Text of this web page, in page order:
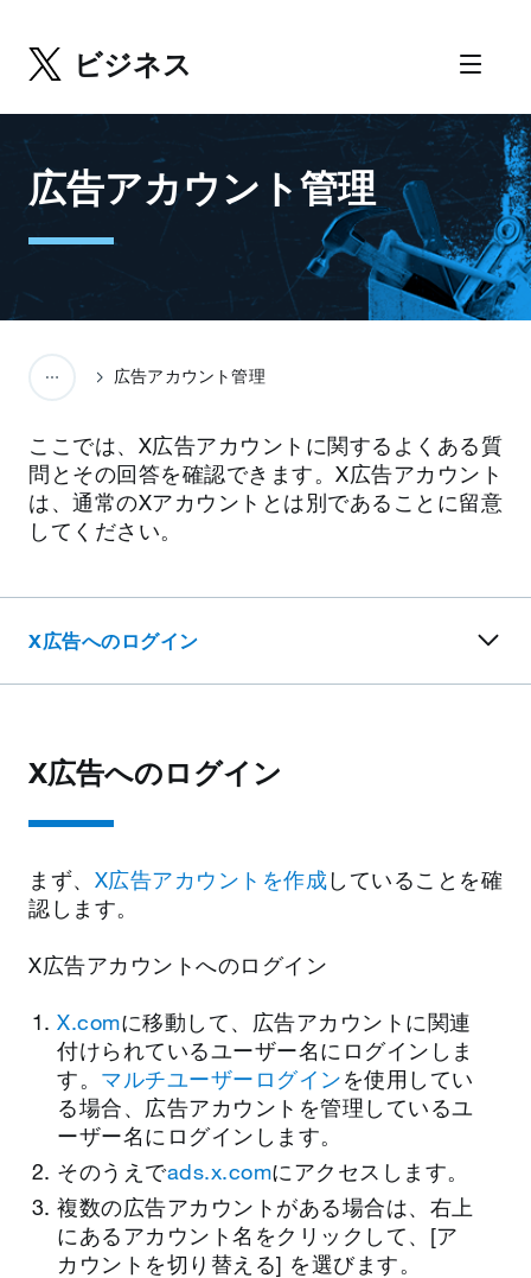
ビジネス
広告アカウント管理
広告アカウント管理
ここでは、X広告アカウントに関するよくある質
問とその回答を確認できます。X広告アカウント
は、通常のXアカウントとは別であることに留意
してください。
X広告へのログイン
X広告へのログイン
まず、 X広告アカウントを作成していることを確
認します。
X広告アカウントへのログイン
X.comに移動して、広告アカウントに関連
付けられているユーザー名にログインしま
す。 マルチユーザーログインを使用してい
る場合、広告アカウントを管理しているユ
ーザー名にログインします。
そのうえでads.x.comにアクセスします。
複数の広告アカウントがある場合は、右上
にあるアカウント名をクリックして、[ア
カウントを切り替える] を選びます。